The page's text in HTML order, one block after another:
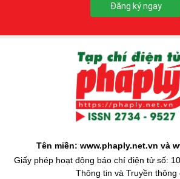
Đăng ký ngay
Tên miền: www.phaply.net.vn và
Giấy phép hoạt động báo chí điện tử số:
Thông tin và Truyền thông